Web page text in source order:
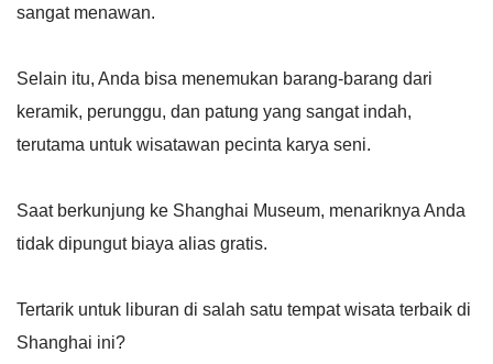
sangat menawan.
Selain itu, Anda bisa menemukan barang-barang dari
keramik, perunggu, dan patung yang sangat indah,
terutama untuk wisatawan pecinta karya seni.
Saat berkunjung ke Shanghai Museum, menariknya Anda
tidak dipungut biaya alias gratis.
Tertarik untuk liburan di salah satu tempat wisata terbaik di
Shanghai ini?